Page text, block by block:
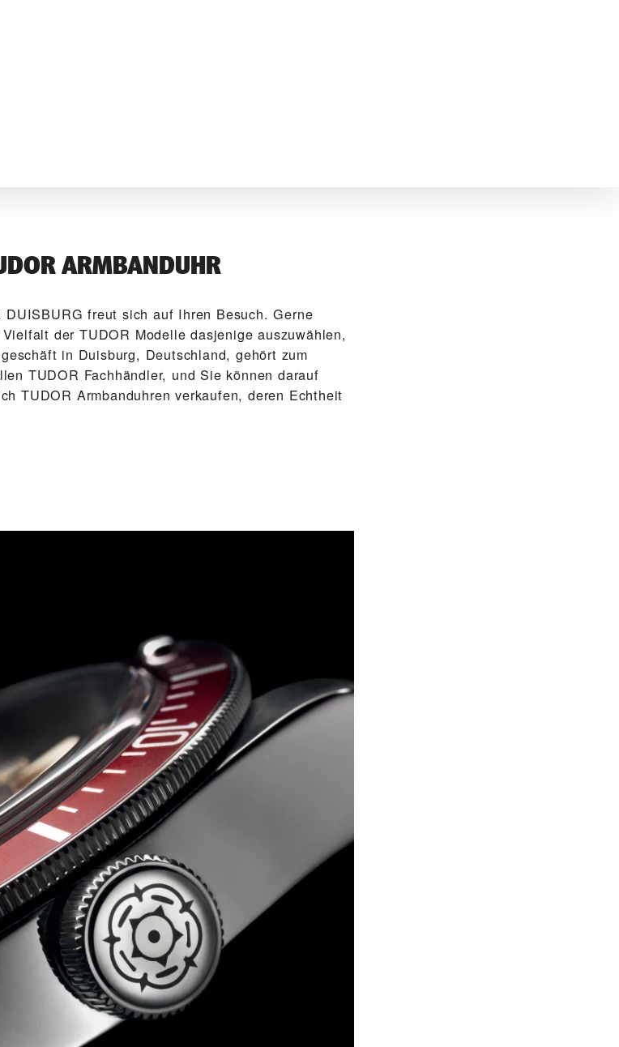
ARMBANDUHR
DUISBURG‬ freut sich auf Ihren Besuch. Gerne
der TUDOR Modelle dasjenige auszuwählen,
in Duisburg, Deutschland, gehört zum
TUDOR Fachhändler, und Sie können darauf
TUDOR Arm­band­uhren verkaufen, deren Echtheit